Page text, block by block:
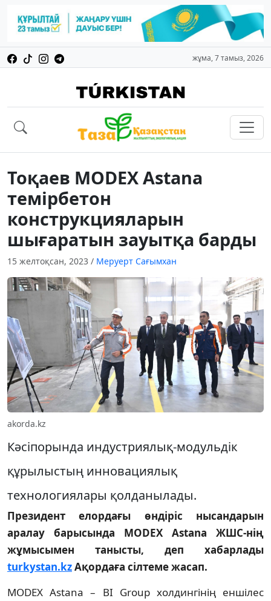
жұма, 7 тамыз, 2026
Тоқаев MODEХ Astana
темірбетон
конструкцияларын
шығаратын зауытқа барды
15 желтоқсан, 2023 / Меруерт Сағымхан
akorda.kz
Кәсіпорында индустриялық-модульдік
құрылыстың инновациялық
технологиялары қолданылады.
Президент елордағы өндіріс нысандарын
аралау барысында MODEХ Astana ЖШС-нің
жұмысымен танысты, деп хабарлады
turkystan.kzАқордаға сілтеме жасап.
MODEХ Astana – BI Group холдингінің еншілес